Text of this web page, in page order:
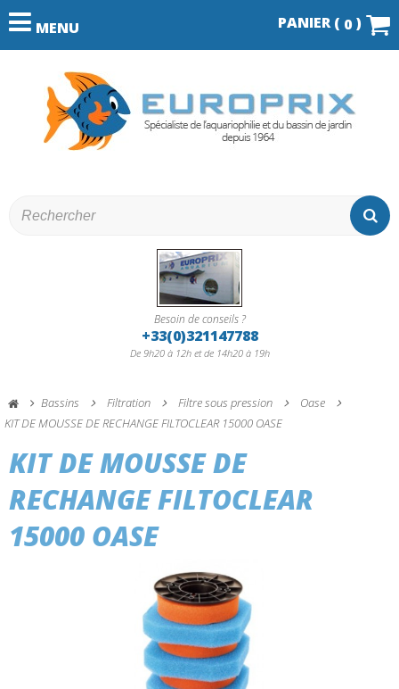
MENU PANIER ( 0 )
Besoin de conseils ?
+33(0)321147788
De 9h20 à 12h et de 14h20 à 19h
Bassins Filtration Filtre sous pression
Oase
KIT DE MOUSSE DE RECHANGE FILTOCLEAR 15000 OASE
KIT DE MOUSSE DE
RECHANGE FILTOCLEAR
15000 OASE